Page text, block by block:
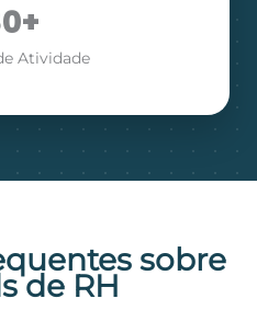
Atividade
sobre
de RH